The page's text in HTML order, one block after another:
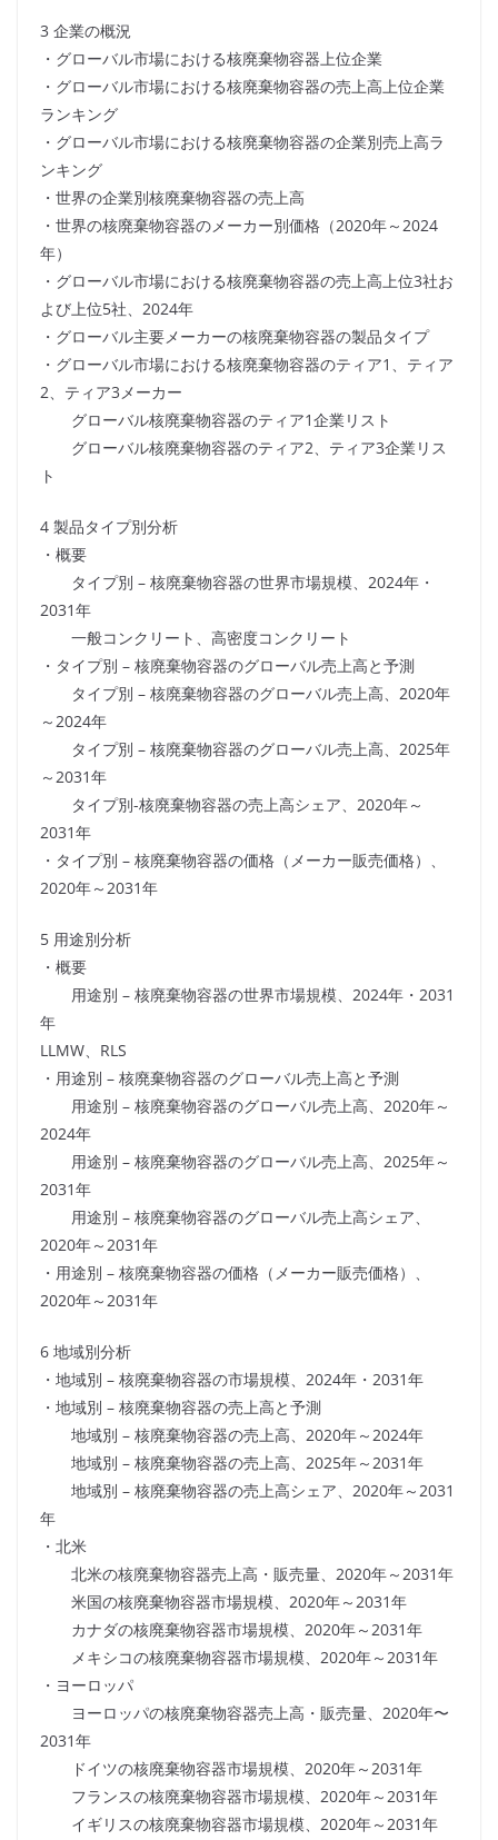
3 企業の概況
・グローバル市場における核廃棄物容器上位企業
・グローバル市場における核廃棄物容器の売上高上位企業
ランキング
・グローバル市場における核廃棄物容器の企業別売上高ラ
ンキング
・世界の企業別核廃棄物容器の売上高
・世界の核廃棄物容器のメーカー別価格（2020年～2024
年）
・グローバル市場における核廃棄物容器の売上高上位3社お
よび上位5社、2024年
・グローバル主要メーカーの核廃棄物容器の製品タイプ
・グローバル市場における核廃棄物容器のティア1、ティア
2、ティア3メーカー
グローバル核廃棄物容器のティア1企業リスト
グローバル核廃棄物容器のティア2、ティア3企業リス
ト
4 製品タイプ別分析
・概要
タイプ別 – 核廃棄物容器の世界市場規模、2024年・
2031年
一般コンクリート、高密度コンクリート
・タイプ別 – 核廃棄物容器のグローバル売上高と予測
タイプ別 – 核廃棄物容器のグローバル売上高、2020年
～2024年
タイプ別 – 核廃棄物容器のグローバル売上高、2025年
～2031年
タイプ別-核廃棄物容器の売上高シェア、2020年～
2031年
・タイプ別 – 核廃棄物容器の価格（メーカー販売価格）、
2020年～2031年
5 用途別分析
・概要
用途別 – 核廃棄物容器の世界市場規模、2024年・2031
年
LLMW、RLS
・用途別 – 核廃棄物容器のグローバル売上高と予測
用途別 – 核廃棄物容器のグローバル売上高、2020年～
2024年
用途別 – 核廃棄物容器のグローバル売上高、2025年～
2031年
用途別 – 核廃棄物容器のグローバル売上高シェア、
2020年～2031年
・用途別 – 核廃棄物容器の価格（メーカー販売価格）、
2020年～2031年
6 地域別分析
・地域別 – 核廃棄物容器の市場規模、2024年・2031年
・地域別 – 核廃棄物容器の売上高と予測
地域別 – 核廃棄物容器の売上高、2020年～2024年
地域別 – 核廃棄物容器の売上高、2025年～2031年
地域別 – 核廃棄物容器の売上高シェア、2020年～2031
年
・北米
北米の核廃棄物容器売上高・販売量、2020年～2031年
米国の核廃棄物容器市場規模、2020年～2031年
カナダの核廃棄物容器市場規模、2020年～2031年
メキシコの核廃棄物容器市場規模、2020年～2031年
・ヨーロッパ
ヨーロッパの核廃棄物容器売上高・販売量、2020年〜
2031年
ドイツの核廃棄物容器市場規模、2020年～2031年
フランスの核廃棄物容器市場規模、2020年～2031年
イギリスの核廃棄物容器市場規模、2020年～2031年